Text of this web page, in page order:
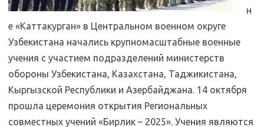
н
е «Каттакурган» в Центральном военном округе
Узбекистана начались крупномасштабные военные
учения с участием подразделений министерств
обороны Узбекистана, Казахстана, Таджикистана,
Кыргызской Республики и Азербайджана. 14 октября
прошла церемония открытия Региональных
совместных учений «Бирлик – 2025». Учения являются